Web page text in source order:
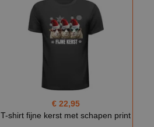
€ 22,95
T-shirt fijne kerst met schapen print